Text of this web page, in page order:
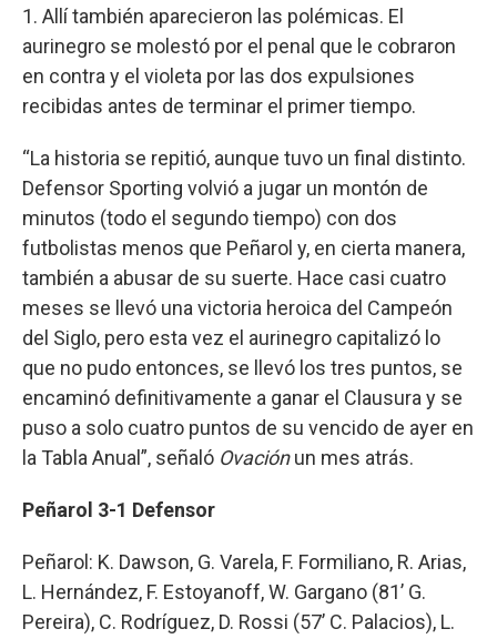
1. Allí también aparecieron las polémicas. El
aurinegro se molestó por el penal que le cobraron
en contra y el violeta por las dos expulsiones
recibidas antes de terminar el primer tiempo.
“La historia se repitió, aunque tuvo un final distinto.
Defensor Sporting volvió a jugar un montón de
minutos (todo el segundo tiempo) con dos
futbolistas menos que Peñarol y, en cierta manera,
también a abusar de su suerte. Hace casi cuatro
meses se llevó una victoria heroica del Campeón
del Siglo, pero esta vez el aurinegro capitalizó lo
que no pudo entonces, se llevó los tres puntos, se
encaminó definitivamente a ganar el Clausura y se
puso a solo cuatro puntos de su vencido de ayer en
la Tabla Anual”, señaló Ovaciónun mes atrás.
Peñarol 3-1 Defensor
Peñarol: K. Dawson, G. Varela, F. Formiliano, R. Arias,
L. Hernández, F. Estoyanoff, W. Gargano (81’ G.
Pereira), C. Rodríguez, D. Rossi (57’ C. Palacios), L.